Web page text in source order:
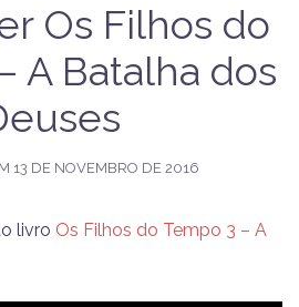
Os Filhos do
A Batalha dos
13 DE NOVEMBRO DE 2016
livro Os Filhos do Tempo 3 – A